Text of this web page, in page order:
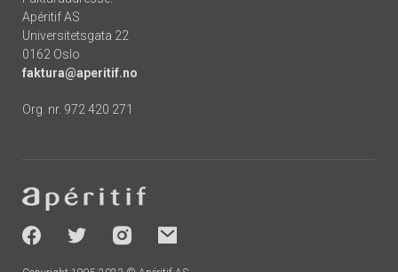
Apéritif AS
Universitetsgata 22
0162 Oslo
faktura@aperitif.no
Org. nr. 972 420 271
-
socials